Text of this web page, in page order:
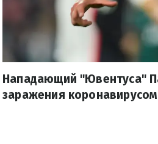
Нападающий "Ювентуса"
заражения коронавирусом